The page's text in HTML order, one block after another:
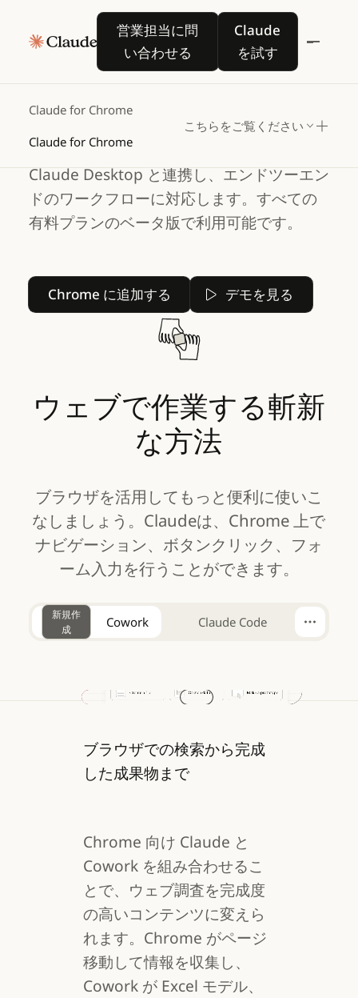
営業担当に問
い合わせる
営業担当に問い合わせる
Claude
を試す
Claude を試す
Claude for Chrome
Claude for Chrome
こちらをご覧ください
すべてのタブでお手
Claude for Chrome では、ブラウザでのナ
ビゲーション、クリック、フォームへの入
力が可能です。 Claude Code、Cowork、
Claude Desktop と連携し、エンドツーエン
ドのワークフローに対応します。すべての
有料プランのベータ版で利用可能です。
Chrome に追加する
Chrome に追加する
デモを見る
デモを見る
ウェブで作業する斬新
な方法
ブラウザを活用してもっと便利に使いこ
なしましょう。Claudeは、Chrome 上で
ナビゲーション、ボタンクリック、フォ
ーム入力を行うことができます。
新規作
成
Cowork Claude Code
動画を再生
ブラウザでの検索から完成
した成果物まで
Chrome 向け Claude と
Cowork を組み合わせるこ
とで、ウェブ調査を完成度
の高いコンテンツに変えら
れます。Chrome がページ
移動して情報を収集し、
Cowork が Excel モデル、